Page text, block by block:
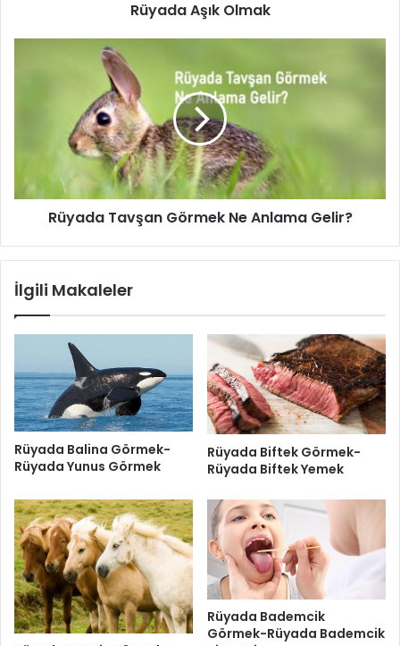
Rüyada Aşık Olmak
Rüyada Tavşan Görmek Ne Anlama Gelir?
İlgili Makaleler
Rüyada Balina Görmek-
Rüyada Yunus Görmek
Rüyada Biftek Görmek-
Rüyada Biftek Yemek
Rüyada Bademcik
Görmek-Rüyada Bademcik